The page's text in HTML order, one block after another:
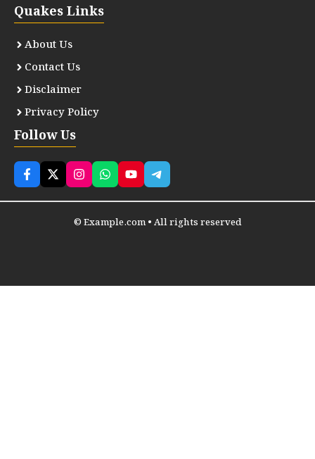
Quakes Links
About Us
Contact Us
Disclaimer
Privacy Policy
Follow Us
© Example.com • All rights reserved